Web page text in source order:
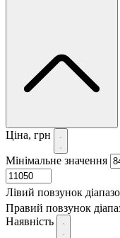
Ціна, грн
Мінімальне значення
Лівий повзунок
Правий повзунок
Наявність